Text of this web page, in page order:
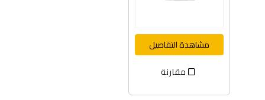
مشاهدة التفاصيل
مقارنة